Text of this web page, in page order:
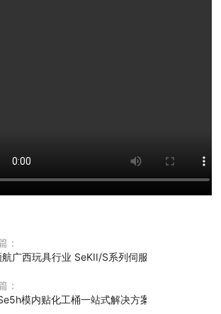
：
广西玩具行业 SeKII/S系列伺服节能注塑机
：
模内贴化工桶一站式解决方案